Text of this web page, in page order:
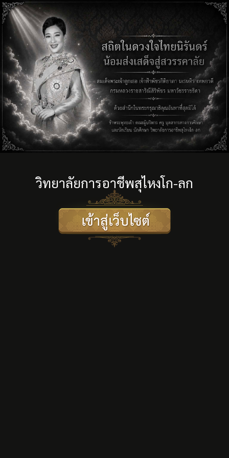
วิทยาลัยการอาชีพสุไหงโก-ลก